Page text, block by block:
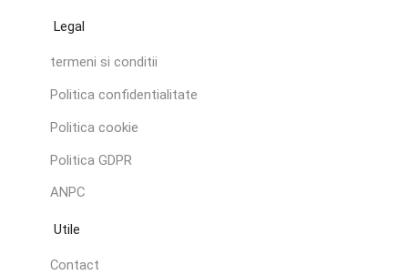
Legal
termeni si conditii
Politica confidentialitate
Politica cookie
Politica GDPR
ANPC
Utile
Contact